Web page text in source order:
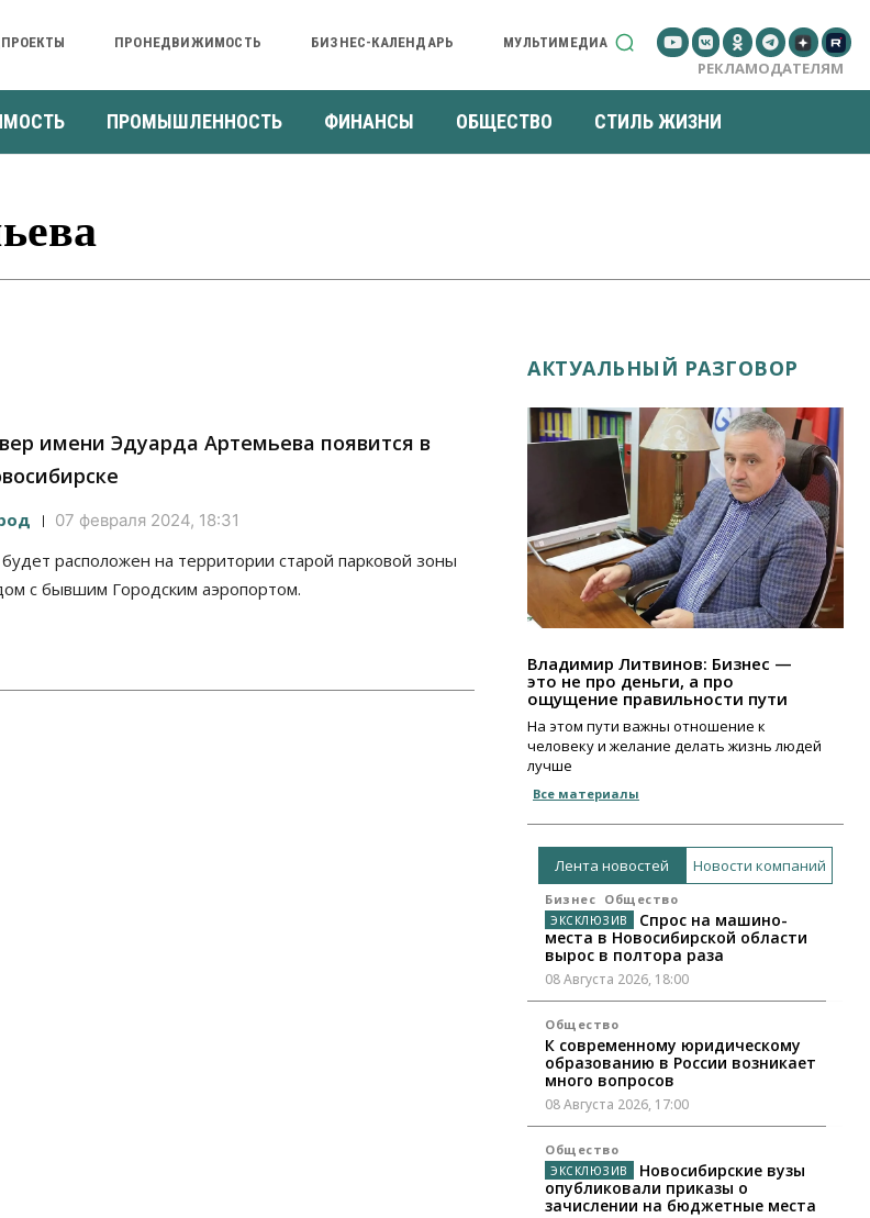
ПРОНЕДВИЖИМОСТЬ БИЗНЕС-КАЛЕНДАРЬ МУЛЬТИМЕДИА
РЕКЛАМОДАТЕЛЯМ
ПРОМЫШЛЕННОСТЬ ФИНАНСЫ ОБЩЕСТВО СТИЛЬ ЖИЗНИ
имени Эдуарда Артемьева появится в
07 февраля 2024, 18:31
расположен на территории старой парковой зоны
с бывшим Городским аэропортом.
АКТУАЛЬНЫЙ РАЗГОВОР
Владимир Литвинов: Бизнес —
это не про деньги, а про
ощущение правильности пути
На этом пути важны отношение к
человеку и желание делать жизнь людей
лучше
Все материалы
Лента новостей Новости компаний
Бизнес Общество
Спрос на машино-
места в Новосибирской области
вырос в полтора раза
08 Августа 2026, 18:00
Общество
К современному юридическому
образованию в России возникает
много вопросов
08 Августа 2026, 17:00
Общество
Новосибирские вузы
опубликовали приказы о
зачислении на бюджетные места